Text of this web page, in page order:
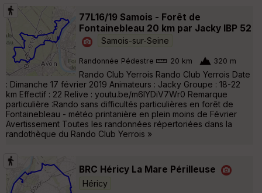
77L16/19 Samois - Forêt de
Fontainebleau 20 km par Jacky IBP 52
Samois-sur-Seine
Randonnée Pédestre 20 km 320 m
Rando Club Yerrois Rando Club Yerrois Date
: Dimanche 17 février 2019 Animateurs : Jacky Groupe : 18-22
km Effectif : 22 Relive : youtu.be/m6IYDiV7Wr0 Remarque
particulière :Rando sans difficultés particulières en forêt de
Fontainebleau - météo printanière en plein moins de Février
Avertissement Toutes les randonnées répertoriées dans la
randothèque du Rando Club Yerrois »
BRC Héricy La Mare Périlleuse
Héricy